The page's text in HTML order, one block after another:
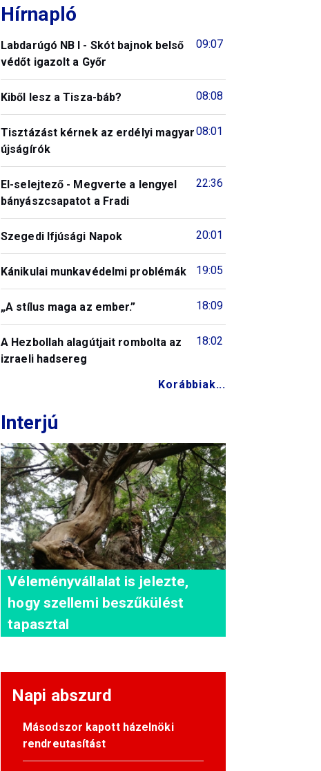
Hírnapló
09:07
Labdarúgó NB I - Skót bajnok belső
védőt igazolt a Győr
08:08
Kiből lesz a Tisza-báb?
08:01
Tisztázást kérnek az erdélyi magyar
újságírók
22:36
El-selejtező - Megverte a lengyel
bányászcsapatot a Fradi
20:01
Szegedi Ifjúsági Napok
19:05
Kánikulai munkavédelmi problémák
18:09
„A stílus maga az ember.”
18:02
A Hezbollah alagútjait rombolta az
izraeli hadsereg
Korábbiak...
Interjú
Véleményvállalat is jelezte,
hogy szellemi beszűkülést
tapasztal
Napi abszurd
Másodszor kapott házelnöki
rendreutasítást